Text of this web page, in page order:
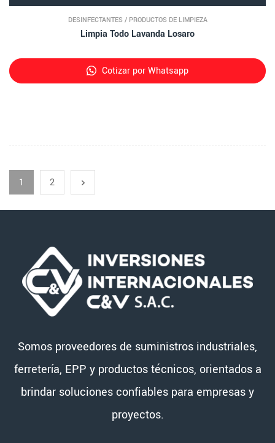
DESINFECTANTES / PRODUCTOS DE LIMPIEZA
Limpia Todo Lavanda Losaro
Cotizar por Whatsapp
1 2
Somos proveedores de suministros industriales,
ferretería, EPP y productos técnicos, orientados a
brindar soluciones confiables para empresas y
proyectos.